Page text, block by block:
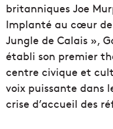
britanniques Joe
Implanté au cœur
Jungle de Calais »,
établi son premier
centre civique et
voix puissante dans
crise d’accueil des